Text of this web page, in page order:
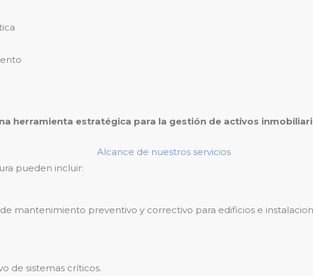
herramienta estratégica para la gestión de activos
Alcance de nuestros servicios
pueden incluir:
mantenimiento preventivo y correctivo para edificios e
de sistemas críticos.